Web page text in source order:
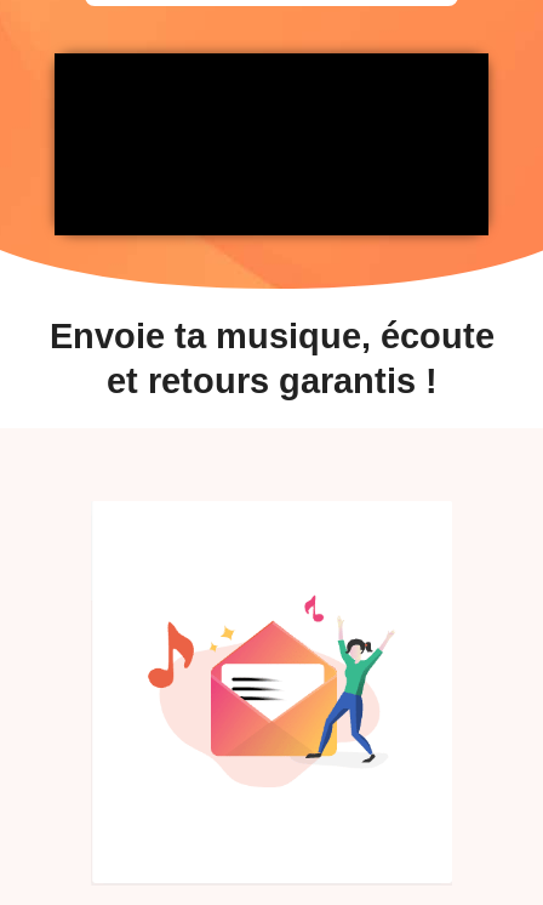
Envoie ta musique, écoute
et retours garantis !